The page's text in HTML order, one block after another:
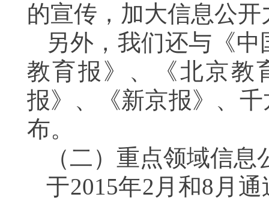
的宣传，加大信息公
另外，我们还与《
教育报》、《北京教
报》、《新京报》、
布。
（二）重点领域信息
于2015年2月和8月